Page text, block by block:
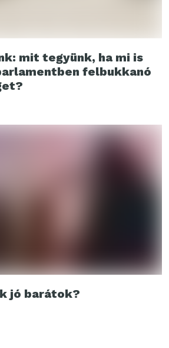
mit tegyünk, ha mi is
felbukkanó
jó barátok?